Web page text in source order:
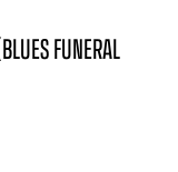
FUNERAL